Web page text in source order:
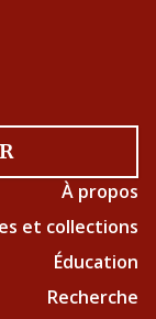
À propos
et collections
Éducation
Recherche